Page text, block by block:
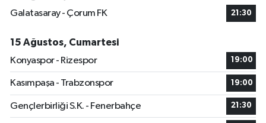
Galatasaray - Çorum FK
21:30
15 Ağustos, Cumartesi
Konyaspor - Rizespor
19:00
Kasımpaşa - Trabzonspor 19:00
Gençlerbirliği S.K. - Fenerbahçe 21:30